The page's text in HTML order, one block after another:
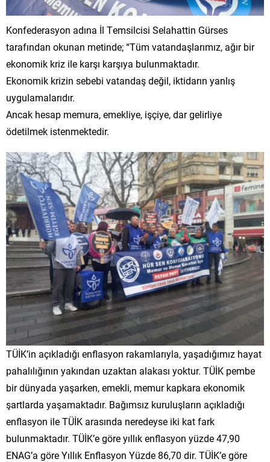
Konfederasyon adına İl Temsilcisi Selahattin Gürses
tarafından okunan metinde; “Tüm vatandaşlarımız, ağır bir
ekonomik kriz ile karşı karşıya bulunmaktadır.
Ekonomik krizin sebebi vatandaş değil, iktidarın yanlış
uygulamalarıdır.
Ancak hesap memura, emekliye, işçiye, dar gelirliye
ödetilmek istenmektedir.
TÜİK’in açıkladığı enflasyon rakamlarıyla, yaşadığımız hayat
pahalılığının yakından uzaktan alakası yoktur. TÜİK pembe
bir dünyada yaşarken, emekli, memur kapkara ekonomik
şartlarda yaşamaktadır. Bağımsız kuruluşların açıkladığı
enflasyon ile TÜİK arasında neredeyse iki kat fark
bulunmaktadır. TÜİK’e göre yıllık enflasyon yüzde 47,90
ENAG’a göre Yıllık Enflasyon Yüzde 86,70 dir. TÜİK’e göre